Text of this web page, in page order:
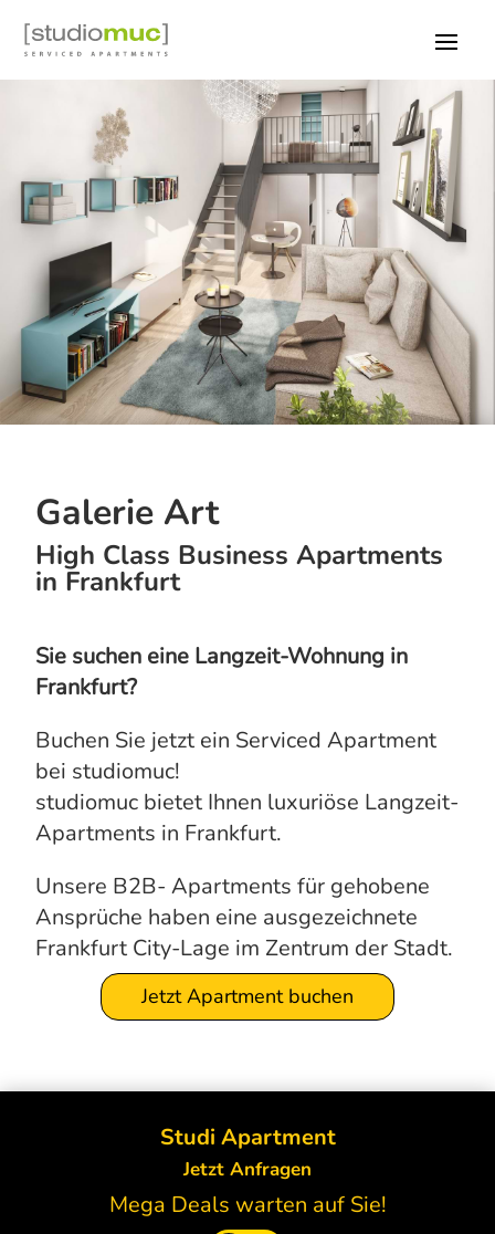
Galerie Art
High Class Business Apartments
in Frankfurt
Sie suchen eine Langzeit-Wohnung in
Frankfurt?
Buchen Sie jetzt ein Serviced Apartment
bei studiomuc!
studiomuc bietet Ihnen luxuriöse Langzeit-
Apartments in Frankfurt.
Unsere B2B- Apartments für gehobene
Ansprüche haben eine ausgezeichnete
Frankfurt City-Lage im Zentrum der Stadt.
Jetzt Apartment buchen
Studi Apartment
Jetzt Anfragen
Mega Deals warten auf Sie!